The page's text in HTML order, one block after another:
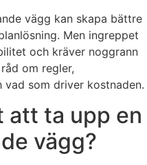
vägg kan skapa bättre
Men ingreppet
och kräver noggrann
om regler,
som driver kostnaden.
att ta upp en
vägg?